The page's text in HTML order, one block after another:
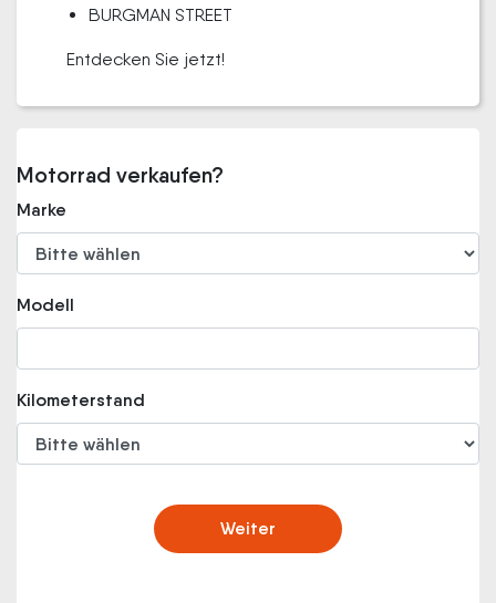
BURGMAN STREET
Entdecken Sie jetzt!
Motorrad verkaufen?
Marke
Modell
Kilometerstand
Weiter